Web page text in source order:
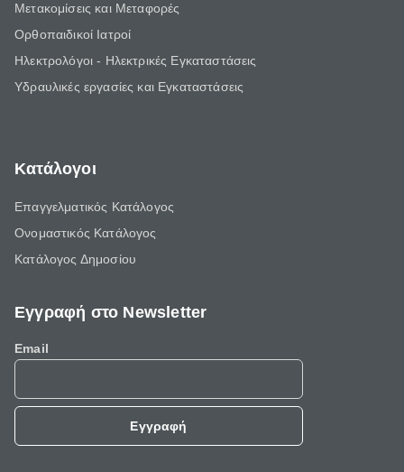
Μετακομίσεις και Μεταφορές
Ορθοπαιδικοί Ιατροί
Ηλεκτρολόγοι - Ηλεκτρικές Εγκαταστάσεις
Υδραυλικές εργασίες και Εγκαταστάσεις
Κατάλογοι
Επαγγελματικός Κατάλογος
Ονομαστικός Κατάλογος
Κατάλογος Δημοσίου
Εγγραφή στο Newsletter
Email
Εγγραφή